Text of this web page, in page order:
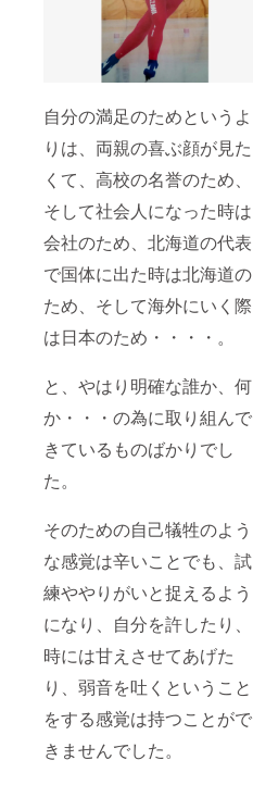
自分の満足のためというよ
りは、両親の喜ぶ顔が見た
くて、高校の名誉のため、
そして社会人になった時は
会社のため、北海道の代表
で国体に出た時は北海道の
ため、そして海外にいく際
は日本のため・・・・。
と、やはり明確な誰か、何
か・・・の為に取り組んで
きているものばかりでし
た。
そのための自己犠牲のよう
な感覚は辛いことでも、試
練ややりがいと捉えるよう
になり、自分を許したり、
時には甘えさせてあげた
り、弱音を吐くということ
をする感覚は持つことがで
きませんでした。